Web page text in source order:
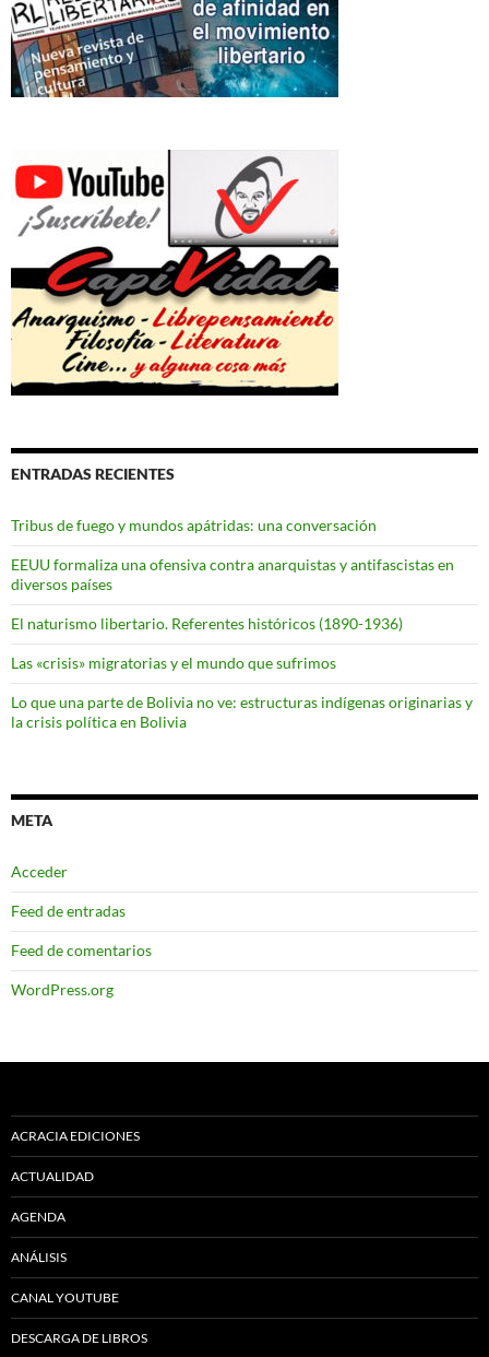
ENTRADAS RECIENTES
Tribus de fuego y mundos apátridas: una conversación
EEUU formaliza una ofensiva contra anarquistas y antifascistas en
diversos países
El naturismo libertario. Referentes históricos (1890-1936)
Las «crisis» migratorias y el mundo que sufrimos
Lo que una parte de Bolivia no ve: estructuras indígenas originarias y
la crisis política en Bolivia
META
Acceder
Feed de entradas
Feed de comentarios
WordPress.org
ACRACIA EDICIONES
ACTUALIDAD
AGENDA
ANÁLISIS
CANAL YOUTUBE
DESCARGA DE LIBROS